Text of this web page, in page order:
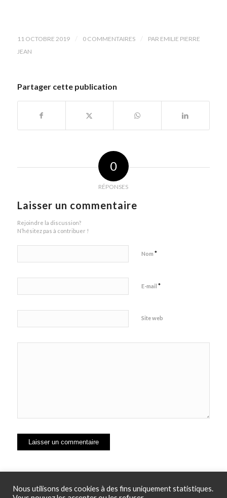
11 OCTOBRE 2019 0 COMMENTAIRES PAR EMILIE PIERRE
JEAN
Partager cette publication
0
RÉPONSES
Laisser un commentaire
Rejoindre la discussion?
N’hésitez pas à contribuer !
Nom *
E-mail *
Site web
Nous utilisons des cookies à des fins uniquement statistiques.